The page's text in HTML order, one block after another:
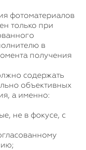
фотоматериалов
только при
в
получения
содержать
объективных
а именно:
не в фокусе, с